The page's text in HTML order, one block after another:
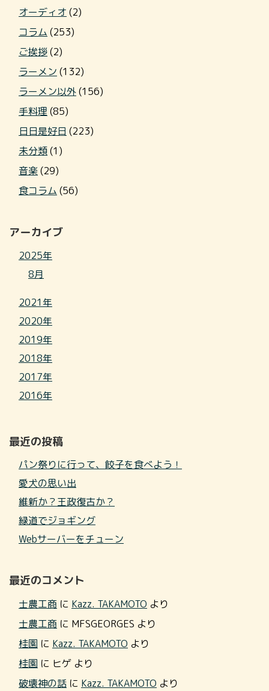
オーディオ (2)
コラム (253)
ご挨拶(2)
ラーメン (132)
ラーメン以外(156)
手料理 (85)
日日是好日 (223)
未分類(1)
音楽(29)
食コラム (56)
アーカイブ
2025年
8月
2021年
2020年
2019年
2018年
2017年
2016年
最近の投稿
パン祭りに行って、餃子を食べよう！
愛犬の思い出
維新か？王政復古か？
緑道でジョギング
Webサーバーをチューン
最近のコメント
士農工商 に Kazz. TAKAMOTO より
士農工商 に MFSGEORGES より
桂園 に Kazz. TAKAMOTO より
桂園 に ヒゲ より
破壊神の話 に Kazz. TAKAMOTO より